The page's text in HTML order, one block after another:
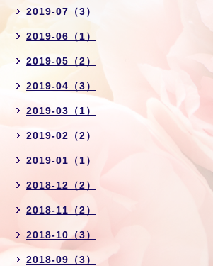
2019-07（3）
2019-06（1）
2019-05（2）
2019-04（3）
2019-03（1）
2019-02（2）
2019-01（1）
2018-12（2）
2018-11（2）
2018-10（3）
2018-09（3）